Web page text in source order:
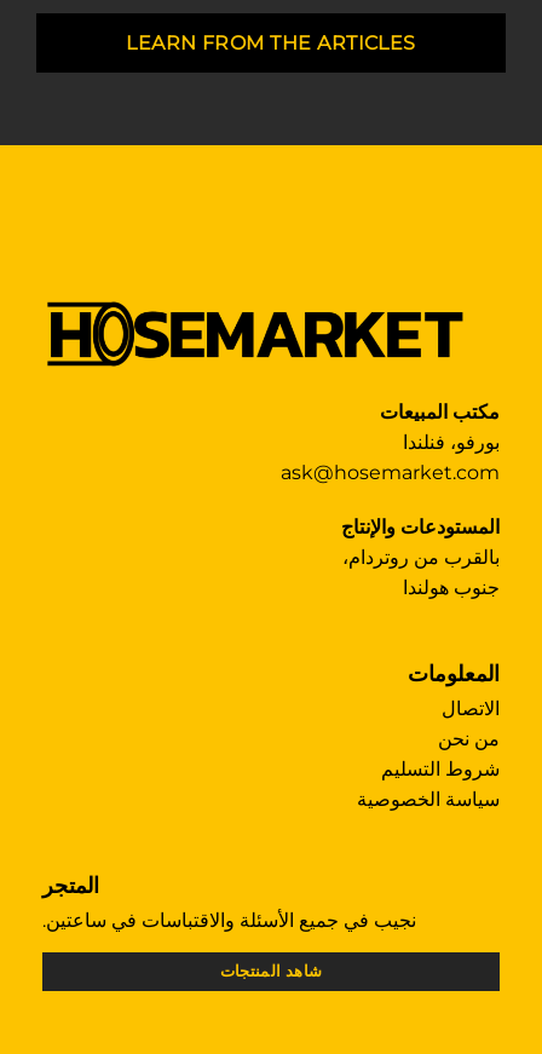
LEARN FROM THE ARTICLES
مكتب المبيعات
بورفو، فنلندا
ask@hosemarket.com
المستودعات والإنتاج
بالقرب من روتردام،
جنوب هولندا
المعلومات
الاتصال
من نحن
شروط التسليم
سياسة الخصوصية
المتجر
نجيب في جميع الأسئلة والاقتباسات في ساعتين.
شاهد المنتجات